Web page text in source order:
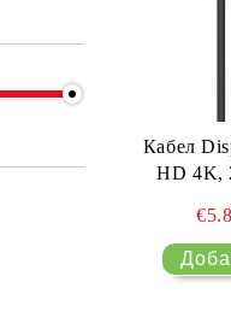
Кабел
HD 4K,